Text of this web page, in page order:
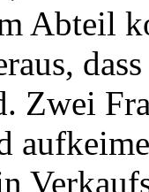
Abteil
Zwei